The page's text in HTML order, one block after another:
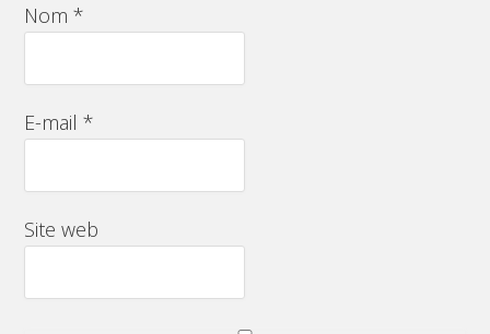
Nom*
E-mail*
Site web